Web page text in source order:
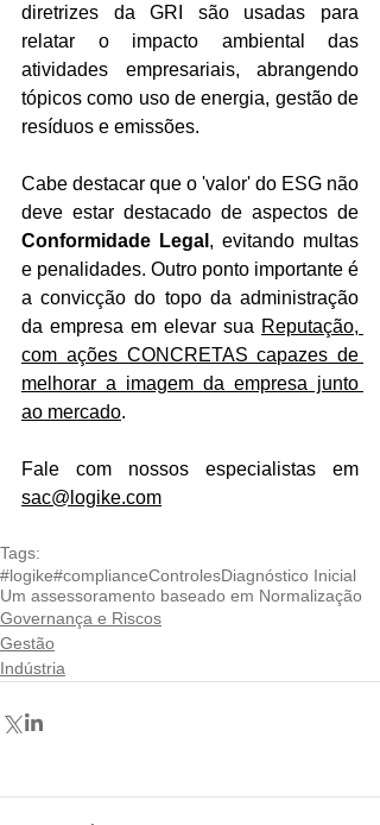
diretrizes da GRI são usadas para
relatar o impacto ambiental das
atividades empresariais, abrangendo
tópicos como uso de energia, gestão de
resíduos e emissões.
Cabe destacar que o 'valor' do ESG não
Conformidade Legal , evitando multas
e penalidades. Outro ponto importante é
a convicção do topo da administração
da empresa em elevar sua Reputação,
com ações CONCRETAS capazes de
melhorar a imagem da empresa junto
ao mercado.
sac@logike.com
Tags:
#logike#complianceControlesDiagnóstico Inicial
Um assessoramento baseado em Normalização
Governança e Riscos
Gestão
Indústria